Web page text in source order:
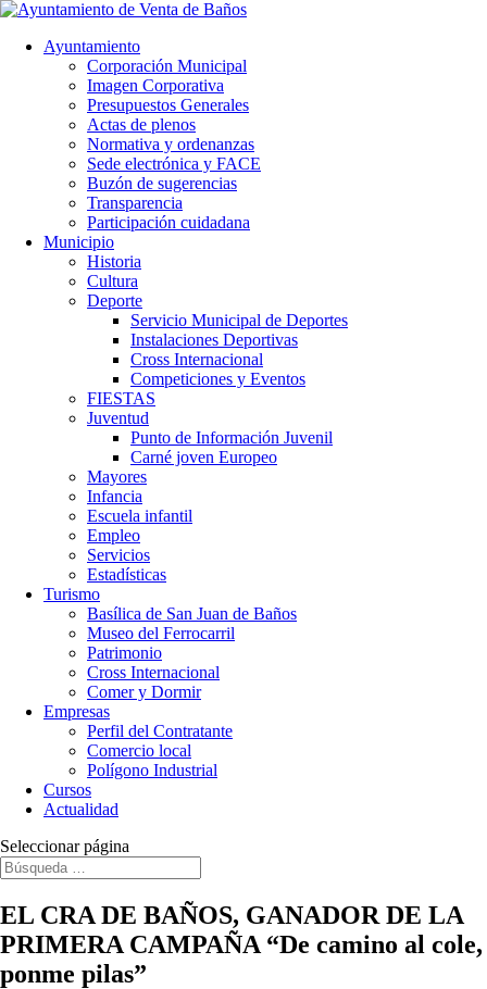
Ayuntamiento
Corporación Municipal
Imagen Corporativa
Presupuestos Generales
Actas de plenos
Normativa y ordenanzas
Sede electrónica y FACE
Buzón de sugerencias
Transparencia
Participación cuidadana
Municipio
Historia
Cultura
Deporte
Servicio Municipal de Deportes
Instalaciones Deportivas
Cross Internacional
Competiciones y Eventos
FIESTAS
Juventud
Punto de Información Juvenil
Carné joven Europeo
Mayores
Infancia
Escuela infantil
Empleo
Servicios
Estadísticas
Turismo
Basílica de San Juan de Baños
Museo del Ferrocarril
Patrimonio
Cross Internacional
Comer y Dormir
Empresas
Perfil del Contratante
Comercio local
Polígono Industrial
Cursos
Actualidad
Seleccionar página
EL CRA DE BAÑOS, GANADOR DE LA
PRIMERA CAMPAÑA “De camino al cole,
ponme pilas”